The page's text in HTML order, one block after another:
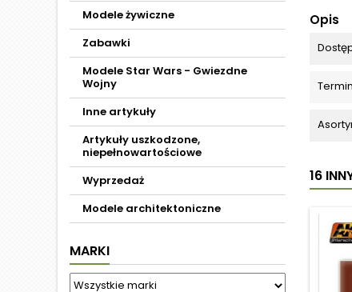
Modele żywiczne
Zabawki
Modele Star Wars - Gwiezdne
Wojny
Inne artykuły
Artykuły uszkodzone,
niepełnowartościowe
Wyprzedaż
Modele architektoniczne
MARKI
Opis
16